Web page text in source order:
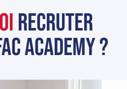
recruter
ACADEMY ?